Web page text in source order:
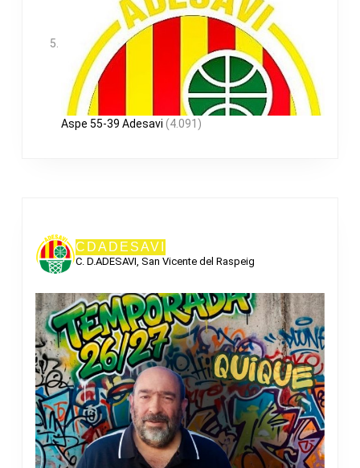
Aspe 55-39 Adesavi (4.091)
CDADESAVI
C. D.ADESAVI, San Vicente del Raspeig